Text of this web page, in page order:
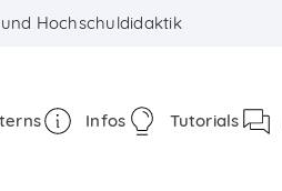
Hochschuldidaktik
Infos Tutorials